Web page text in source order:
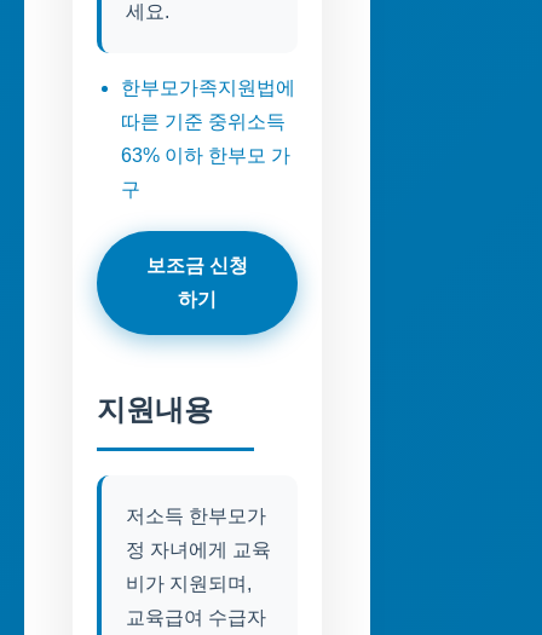
세요.
한부모가족지원법에
따른 기준 중위소득
63% 이하 한부모 가
구
보조금 신청
하기
지원내용
저소득 한부모가
정 자녀에게 교육
비가 지원되며,
교육급여 수급자